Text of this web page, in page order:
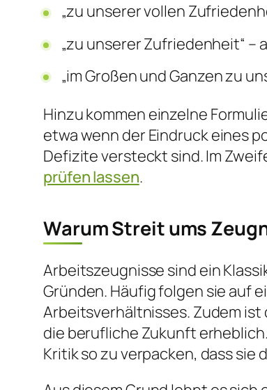
„zu unserer vollen
„zu unserer Zufriedenheit“ –
„im Großen und Ganzen zu
Hinzu kommen einzelne
etwa wenn der Eindruck eines
Defizite versteckt sind. Im
prüfen lassen.
Warum Streit ums
Arbeitszeugnisse sind ein
Gründen. Häufig folgen sie auf
Arbeitsverhältnisses. Zudem
die berufliche Zukunft
Kritik so zu verpacken, dass